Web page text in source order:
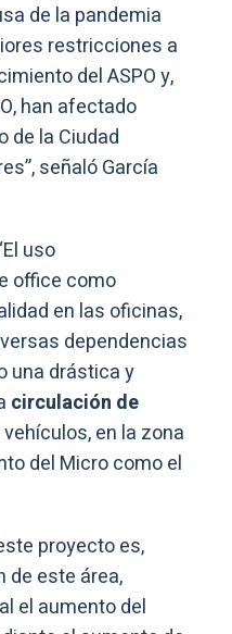
de la pandemia
restricciones a
del ASPO y,
han afectado
de la Ciudad
señaló García
uso
office como
en las oficinas,
dependencias
una drástica y
circulación de
en la zona
del Micro como el
proyecto es,
de este área,
el aumento del